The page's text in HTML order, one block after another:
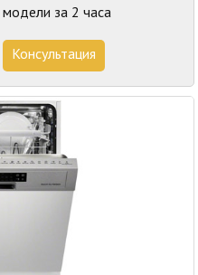
за 2 часа
Консультация